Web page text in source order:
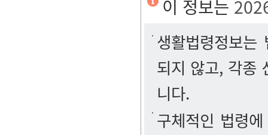
이 정보는
생활법령정보
되지 않고, 각종
니다.
구체적인 법령